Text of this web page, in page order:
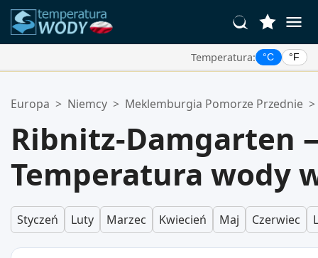
Temperatura: °C °F
Twoja lista ulubionych jest pusta.
Europa > Niemcy > Meklemburgia Pomorze Przednie >
Ribnitz-Damgarten
Temperatura wody
Styczeń Luty Marzec Kwiecień Maj Czerwiec